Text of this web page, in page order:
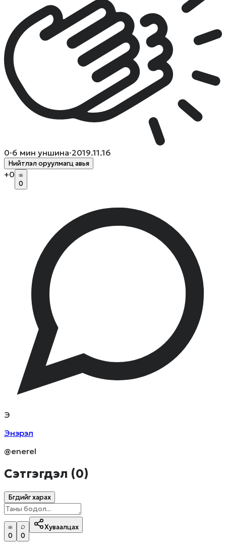
0·6 мин уншина·2019.11.16
Нийтлэл оруулмагц авья
+0
0
Э
Энэрэл
@enerel
Сэтгэгдэл (0)
Бүгдийг харах
0 0
Хуваалцах